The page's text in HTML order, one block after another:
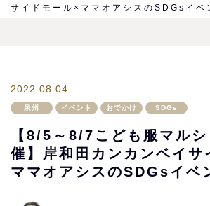
サイドモール×ママオアシスのSDGsイベ
2022.08.04
泉州 イベント おでかけ SDGs
【8/5～8/7こども服マル
催】岸和田カンカンベイサ
ママオアシスのSDGsイベ